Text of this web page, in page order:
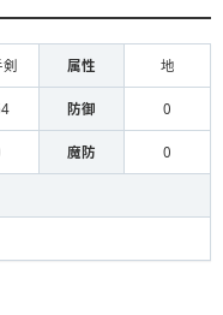
剣 属性 地
防御 0
魔防 0